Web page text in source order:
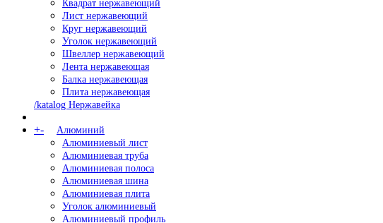
Квадрат нержавеющий
Лист нержавеющий
Круг нержавеющий
Уголок нержавеющий
Швеллер нержавеющий
Лента нержавеющая
Балка нержавеющая
Плита нержавеющая
/katalog Нержавейка
+-
Алюминий
Алюминиевый лист
Алюминиевая труба
Алюминиевая полоса
Алюминиевая шина
Алюминиевая плита
Уголок алюминиевый
Алюминиевый профиль